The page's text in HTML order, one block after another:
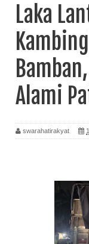
Laka
Alami
swarahatirakyat